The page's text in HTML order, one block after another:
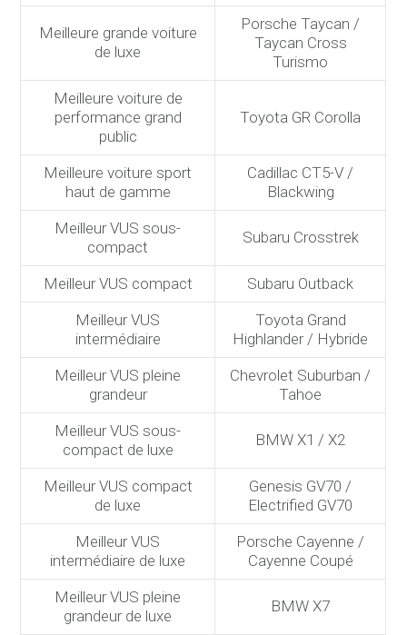
Meilleure grande voiture
de luxe
Porsche Taycan /
Taycan Cross
Turismo
Meilleure voiture de
performance grand
public
Toyota GR Corolla
Meilleure voiture sport
haut de gamme
Cadillac CT5-V /
Blackwing
Meilleur VUS sous-
compact
Subaru Crosstrek
Meilleur VUS compact
Subaru Outback
Meilleur VUS
intermédiaire
Toyota Grand
Highlander / Hybride
Meilleur VUS pleine
grandeur
Chevrolet Suburban /
Tahoe
Meilleur VUS sous-
compact de luxe
BMW X1 / X2
Meilleur VUS compact
de luxe
Genesis GV70 /
Electrified GV70
Meilleur VUS
intermédiaire de luxe
Porsche Cayenne /
Cayenne Coupé
Meilleur VUS pleine
grandeur de luxe
BMW X7